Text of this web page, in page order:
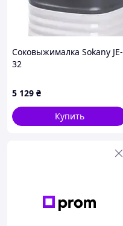
Соковыжималка Sokany JE-
32
5 129 ₴
Купить